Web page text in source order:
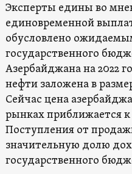
Эксперты едины во
единовременной
обусловлено
государственного
Азербайджана на 2022
нефти заложена в
Сейчас цена
рынках приближается
Поступления от
значительную долю
государственного